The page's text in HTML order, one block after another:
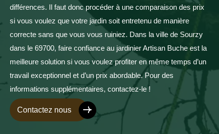
différences. Il faut donc procéder à une comparaison des prix
si vous voulez que votre jardin soit entretenu de manière
correcte sans que vous vous ruiniez. Dans la ville de Sourzy
dans le 69700, faire confiance au jardinier Artisan Buche est la
meilleure solution si vous voulez profiter en même temps d’un
travail exceptionnel et d’un prix abordable. Pour des
informations supplémentaires, contactez-le !
Contactez nous